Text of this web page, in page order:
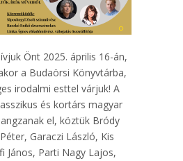
Önt 2025. április 16-án,
a Budaörsi Könyvtárba,
irodalmi esttel várjuk! A
és kortárs magyar
el, köztük Bródy
Garaczi László, Kis
János, Parti Nagy Lajos,